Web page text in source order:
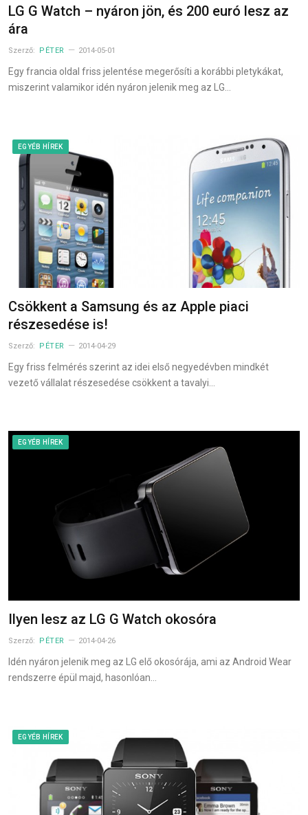
LG G Watch – nyáron jön, és 200 euró lesz az
ára
Szerző: PÉTER 2014-05-01
Egy francia oldal friss jelentése megerősíti a korábbi pletykákat,
miszerint valamikor idén nyáron jelenik meg az LG…
EGYÉB HÍREK
Csökkent a Samsung és az Apple piaci
részesedése is!
Szerző: PÉTER 2014-04-29
Egy friss felmérés szerint az idei első negyedévben mindkét
vezető vállalat részesedése csökkent a tavalyi…
EGYÉB HÍREK
Ilyen lesz az LG G Watch okosóra
Szerző: PÉTER 2014-04-26
Idén nyáron jelenik meg az LG elő okosórája, ami az Android Wear
rendszerre épül majd, hasonlóan…
EGYÉB HÍREK